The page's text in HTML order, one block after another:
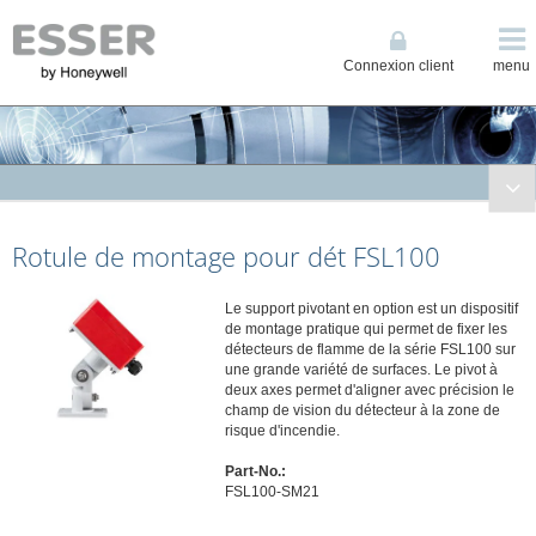
Connexion client menu
Systèmes conventionnels
Centralisateur de Mise en Sécurité Incendie
Détecteurs spéciaux
Détecteurs linéaires
Détecteurs par aspiration
Accessoires tubulures pour détecteurs de fumée haute sensibilité
Rotule de montage pour dét FSL100
Le support pivotant en option est un dispositif
de montage pratique qui permet de fixer les
détecteurs de flamme de la série FSL100 sur
une grande variété de surfaces. Le pivot à
deux axes permet d'aligner avec précision le
champ de vision du détecteur à la zone de
risque d'incendie.
Part-No.:
FSL100-SM21